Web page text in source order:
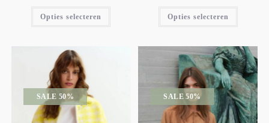
Opties selecteren Opties selecteren
SALE 50% SALE 50%